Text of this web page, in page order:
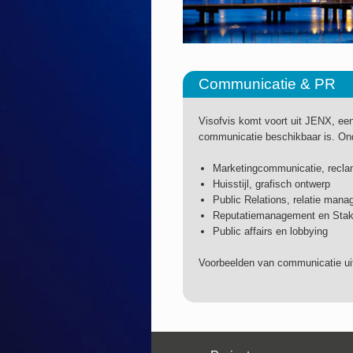
Communicatie & PR
Visofvis komt voort uit JENX,
communicatie beschikbaar is.
Marketingcommunicatie,
Huisstijl, grafisch ontwerp
Public Relations, relatie
Reputatiemanagement en
Public affairs en lobbying
Voorbeelden van communicatie